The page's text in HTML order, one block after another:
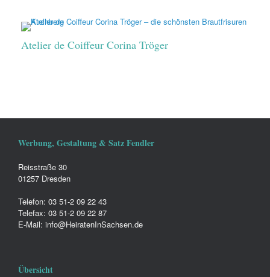
Atelier de Coiffeur Corina Tröger
Werbung, Gestaltung & Satz Fendler
Reisstraße 30
01257 Dresden
Telefon: 03 51-2 09 22 43
Telefax: 03 51-2 09 22 87
E-Mail: info@HeiratenInSachsen.de
Übersicht